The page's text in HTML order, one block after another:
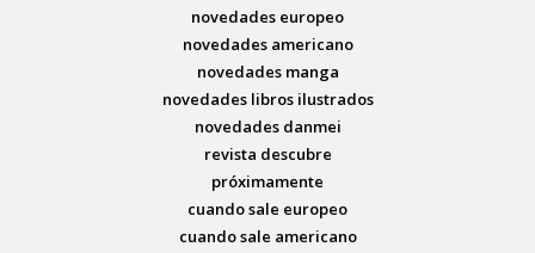
novedades europeo
novedades americano
novedades manga
novedades libros ilustrados
novedades danmei
revista descubre
próximamente
cuando sale europeo
cuando sale americano